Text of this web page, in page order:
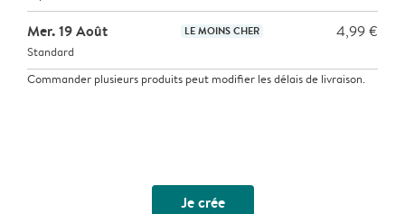
Mer. 19 Août LE MOINS CHER 4,99 €
Standard
Commander plusieurs produits peut modifier les délais de livraison.
Je crée